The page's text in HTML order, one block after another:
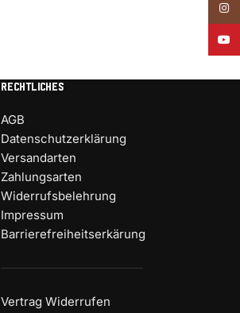
RECHTLICHES
AGB
Datenschutzerklärung
Versandarten
Zahlungsarten
Widerrufsbelehrung
Impressum
Barrierefreiheitserkärung
Vertrag Widerrufen